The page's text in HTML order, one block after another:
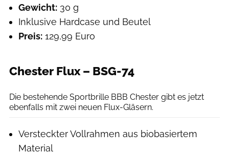
Gewicht: 30 g
Inklusive Hardcase und Beutel
Preis: 129,99 Euro
Chester Flux – BSG-74
Die bestehende Sportbrille BBB Chester gibt es jetzt
ebenfalls mit zwei neuen Flux-Gläsern.
Versteckter Vollrahmen aus biobasiertem
Material